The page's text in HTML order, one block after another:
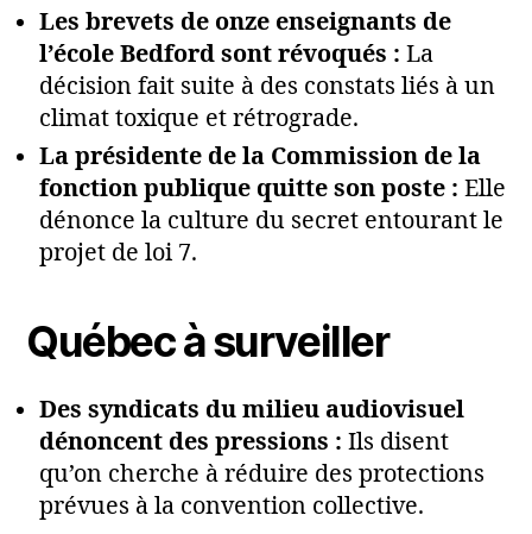
Les brevets de onze enseignants de
l’école Bedford sont révoqués : La
décision fait suite à des constats liés à un
climat toxique et rétrograde.
La présidente de la Commission de la
fonction publique quitte son poste : Elle
dénonce la culture du secret entourant le
projet de loi 7.
Québec à surveiller
Des syndicats du milieu audiovisuel
dénoncent des pressions : Ils disent
qu’on cherche à réduire des protections
prévues à la convention collective.